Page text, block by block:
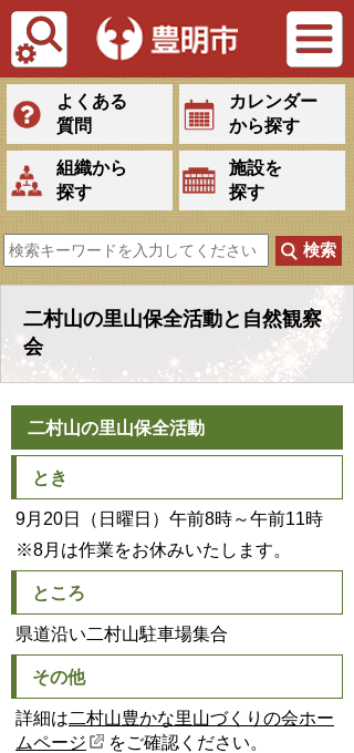
Tiếng Việt
よくある
質問
カレンダー
から探す
組織から
探す
施設を
探す
二村山の里山保全活動と自然観察
会
二村山の里山保全活動
とき
9月20日（日曜日）午前8時～午前11時
※8月は作業をお休みいたします。
ところ
県道沿い二村山駐車場集合
その他
詳細は二村山豊かな里山づくりの会ホー
ムページ
をご確認ください。